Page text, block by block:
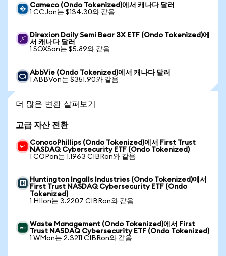
Cameco (Ondo Tokenized)에서 캐나다 달러
1 CCJon는 $134.30와 같음
Direxion Daily Semi Bear 3X ETF (Ondo Tokenized)에
서 캐나다 달러
1 SOXSon는 $5.89와 같음
AbbVie (Ondo Tokenized)에서 캐나다 달러
1 ABBVon는 $351.90와 같음
더 많은 변환 살펴보기
고급 자산 전환
ConocoPhillips (Ondo Tokenized)에서 First Trust
NASDAQ Cybersecurity ETF (Ondo Tokenized)
1 COPon는 1.1963 CIBRon와 같음
Huntington Ingalls Industries (Ondo Tokenized)에서
First Trust NASDAQ Cybersecurity ETF (Ondo
Tokenized)
1 HIIon는 3.2207 CIBRon와 같음
Waste Management (Ondo Tokenized)에서 First
Trust NASDAQ Cybersecurity ETF (Ondo Tokenized)
1 WMon는 2.3211 CIBRon와 같음